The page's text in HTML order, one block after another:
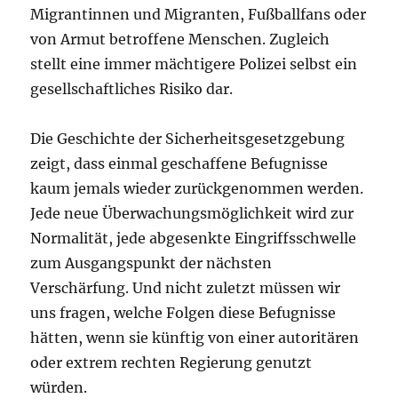
Migrantinnen und Migranten, Fußballfans oder
von Armut betroffene Menschen. Zugleich
stellt eine immer mächtigere Polizei selbst ein
gesellschaftliches Risiko dar.
Die Geschichte der Sicherheitsgesetzgebung
zeigt, dass einmal geschaffene Befugnisse
kaum jemals wieder zurückgenommen werden.
Jede neue Überwachungsmöglichkeit wird zur
Normalität, jede abgesenkte Eingriffsschwelle
zum Ausgangspunkt der nächsten
Verschärfung. Und nicht zuletzt müssen wir
uns fragen, welche Folgen diese Befugnisse
hätten, wenn sie künftig von einer autoritären
oder extrem rechten Regierung genutzt
würden.